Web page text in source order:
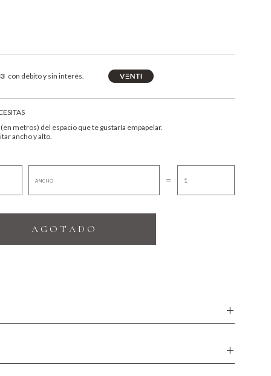
con débito y sin interés.
metros) del espacio que te gustaría empapelar.
ancho y alto.
=
A G O T A D O